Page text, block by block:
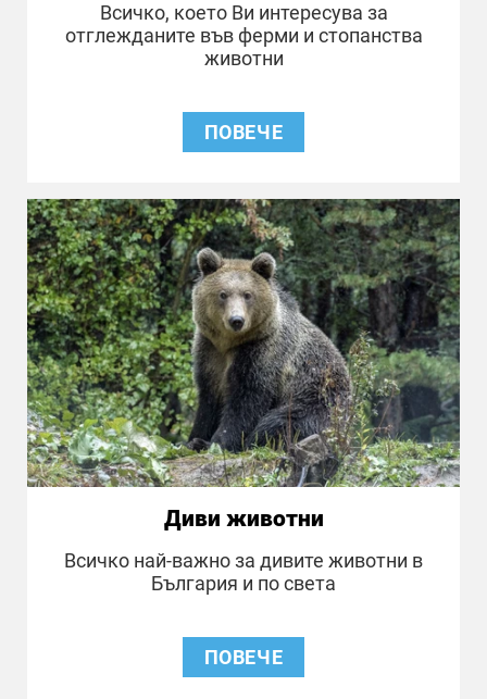
Всичко, което Ви интересува за
отглежданите във ферми и стопанства
животни
ПОВЕЧE
Диви животни
Всичко най-важно за дивите животни в
България и по света
ПОВЕЧЕ